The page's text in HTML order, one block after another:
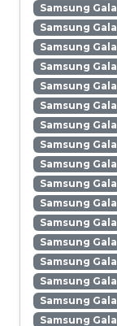
Samsung
Samsung
Samsung
Samsung
Samsung
Samsung
Samsung
Samsung
Samsung
Samsung
Samsung
Samsung
Samsung
Samsung
Samsung
Samsung
Samsung